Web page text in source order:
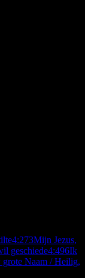
4:273Mijn Jezus,
geschiede4:496Ik
Naam / Heilig,